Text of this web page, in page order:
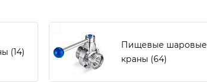
(14)
Пищевые шаровые
краны (64)